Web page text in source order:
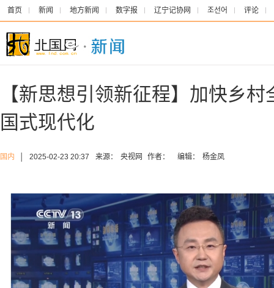
首页 新闻 地方新闻 数字报 辽宁记协网 조선어 评论
【新思想引领新征程】加快乡
国式现代化
国内 2025-02-23 20:37 来源： 央视网 作者： 编辑： 杨金凤